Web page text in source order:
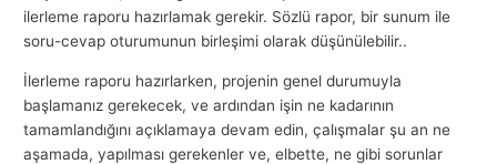
ilerleme raporu hazırlamak gerekir. Sözlü rapor, bir sunum ile
soru-cevap oturumunun birleşimi olarak düşünülebilir..
İlerleme raporu hazırlarken, projenin genel durumuyla
başlamanız gerekecek, ve ardından işin ne kadarının
tamamlandığını açıklamaya devam edin, çalışmalar şu an ne
aşamada, yapılması gerekenler ve, elbette, ne gibi sorunlar